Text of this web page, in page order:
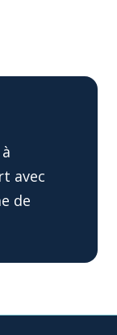
à
avec
de